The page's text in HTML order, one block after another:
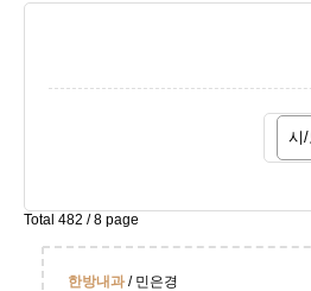
Total 482 /8 page
한방내과/ 민은경